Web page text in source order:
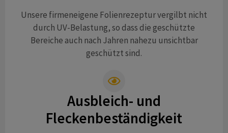
Unsere firmeneigene Folienrezeptur vergilbt nicht
durch UV-Belastung, so dass die geschützte
Bereiche auch nach Jahren nahezu unsichtbar
geschützt sind.
Ausbleich- und
Fleckenbeständigkeit